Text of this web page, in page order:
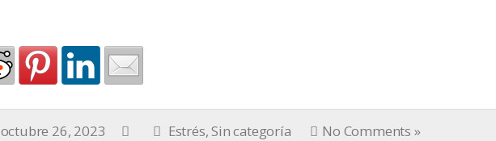
octubre 26, 2023 Estrés,Sin categoría No Comments »